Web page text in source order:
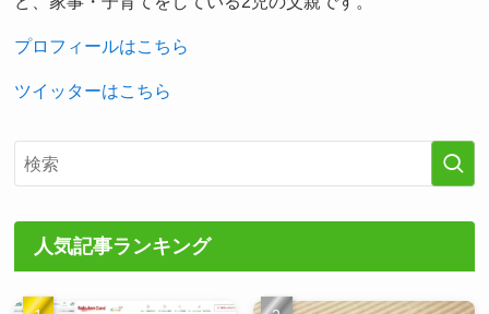
プロフィールはこちら
ツイッターはこちら
人気記事ランキング